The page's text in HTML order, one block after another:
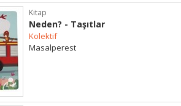
Kitap
Neden? - Taşıtlar
Kolektif
Masalperest